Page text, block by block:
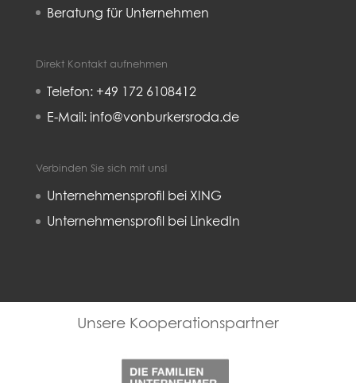
Beratung für Unternehmen
Direkt Kontakt aufnehmen
Telefon: +49 172 6108412
E-Mail: info@vonburkersroda.de
Verbinden Sie sich mit uns!
Unternehmensprofil bei XING
Unternehmensprofil bei LinkedIn